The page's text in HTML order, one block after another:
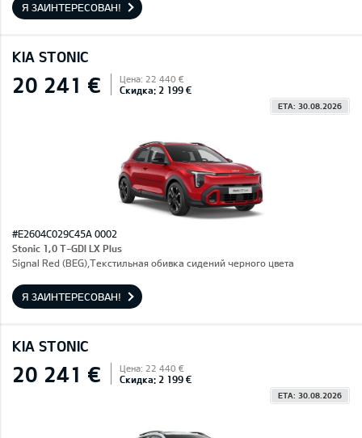
Я ЗАИНТЕРЕСОВАН!
KIA STONIC
20 241 € Цена: 22 440 €
Скидка: 2 199 €
ETA: 30.08.2026
#E2604C029C45A 0002
Stonic 1,0 T-GDI LX Plus
Signal Red (BEG),Текстильная обивка сидений черного цвета
Я ЗАИНТЕРЕСОВАН!
KIA STONIC
20 241 € Цена: 22 440 €
Скидка: 2 199 €
ETA: 30.08.2026